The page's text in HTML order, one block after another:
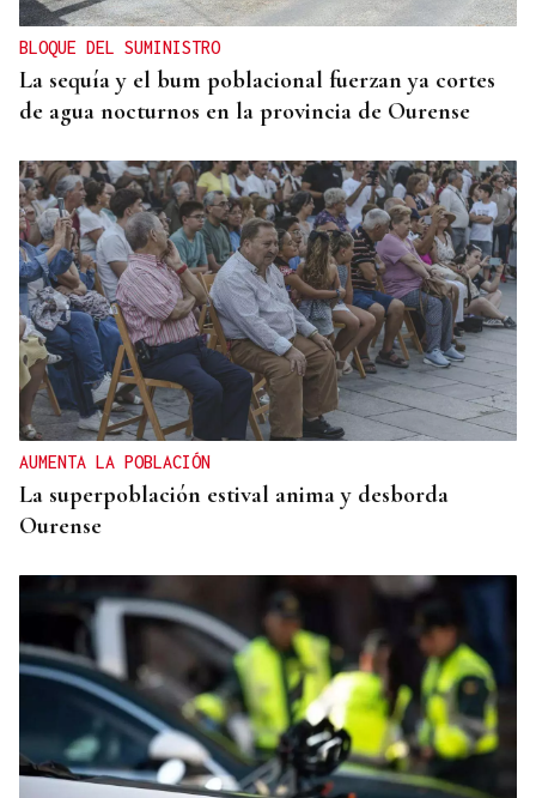
BLOQUE DEL SUMINISTRO
La sequía y el bum poblacional fuerzan ya cortes
de agua nocturnos en la provincia de Ourense
AUMENTA LA POBLACIÓN
La superpoblación estival anima y desborda
Ourense